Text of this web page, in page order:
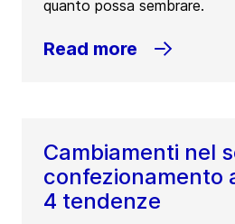
quanto possa sembrare.
Read more
Cambiamenti nel
confezionamento
4 tendenze